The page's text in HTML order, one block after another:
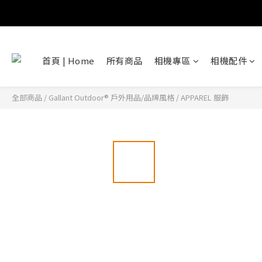
首頁 | Home 所有商品 相機專區 相機配件
全部商品 / Gallant Outdoor®️ 戶外用品/品牌風格 /APPAREL 服飾